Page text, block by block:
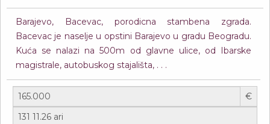
Barajevo, Bacevac, porodicna stambena zgrada.
Bacevac је naselje u opstini Barajevo u gradu Beogradu.
Kuća se nalazi na 500m od glavne ulice, od Ibarske
magistrale, autobuskog stajališta, . . .
€